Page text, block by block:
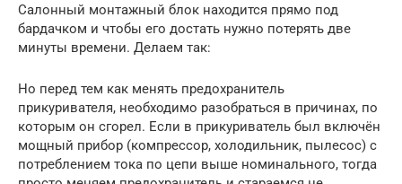
Салонный монтажный блок находится прямо под
бардачком и чтобы его достать нужно потерять две
минуты времени. Делаем так:
Но перед тем как менять предохранитель
прикуривателя, необходимо разобраться в причинах, по
которым он сгорел. Если в прикуриватель был включён
мощный прибор (компрессор, холодильник, пылесос) с
потреблением тока по цепи выше номинального, тогда